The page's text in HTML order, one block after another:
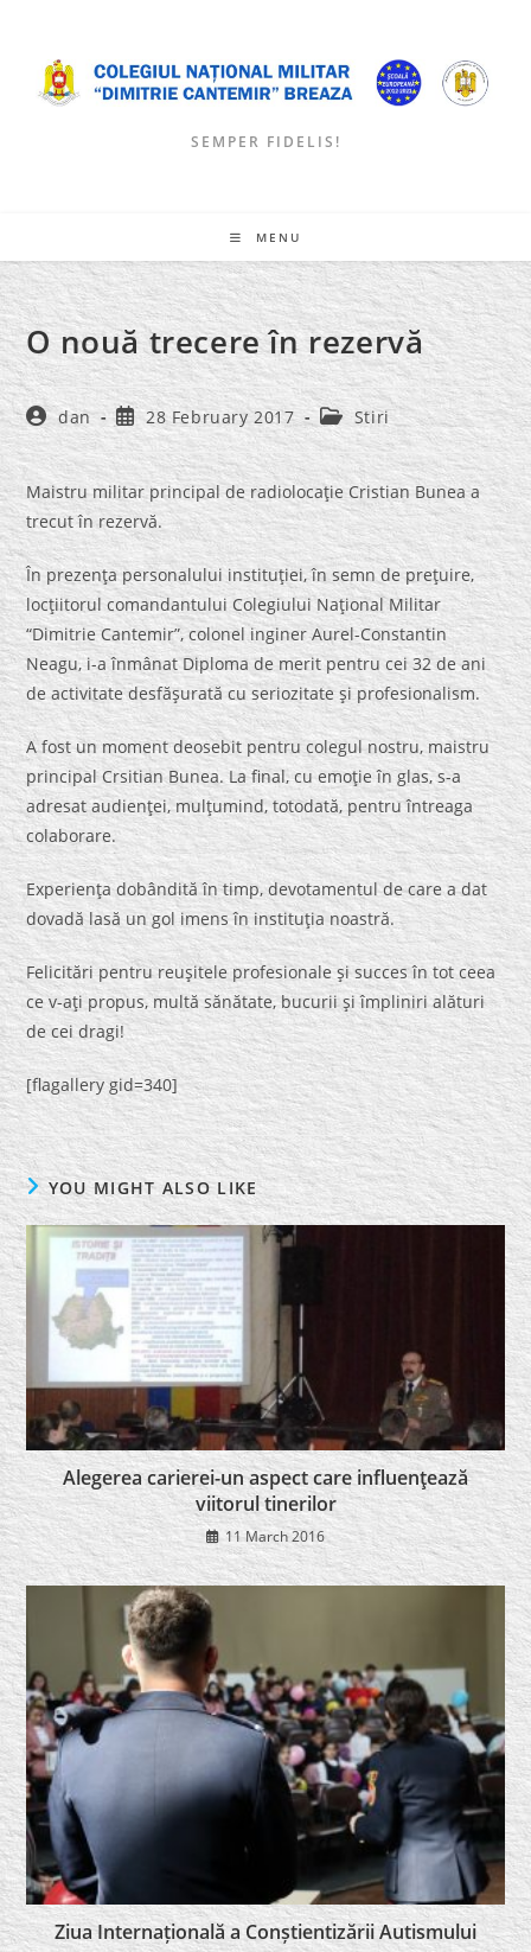
content
SEMPER FIDELIS!
MENU
O nouă trecere în rezervă
Post
author:
dan
Post
published:
28 February 2017
Post
category:
Stiri
Maistru militar principal de radiolocaţie Cristian Bunea a
trecut în rezervă.
În prezenţa personalului instituţiei, în semn de preţuire,
locţiitorul comandantului Colegiului Naţional Militar
“Dimitrie Cantemir”, colonel inginer Aurel-Constantin
Neagu, i-a înmânat Diploma de merit pentru cei 32 de ani
de activitate desfăşurată cu seriozitate şi profesionalism.
A fost un moment deosebit pentru colegul nostru, maistru
principal Crsitian Bunea. La final, cu emoţie în glas, s-a
adresat audienţei, mulţumind, totodată, pentru întreaga
colaborare.
Experienţa dobândită în timp, devotamentul de care a dat
dovadă lasă un gol imens în instituţia noastră.
Felicitări pentru reuşitele profesionale şi succes în tot ceea
ce v-aţi propus, multă sănătate, bucurii şi împliniri alături
de cei dragi!
[flagallery gid=340]
YOU MIGHT ALSO LIKE
Alegerea carierei-un aspect care influenţează
viitorul tinerilor
11 March 2016
Ziua Internațională a Conștientizării Autismului